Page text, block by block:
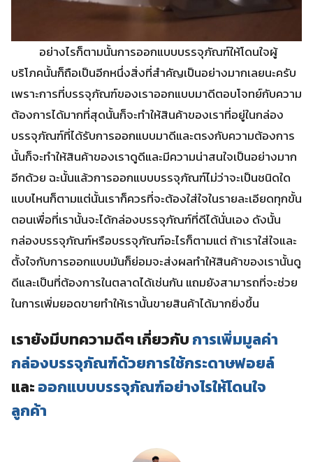
อย่างไรก็ตามนั้นการออกแบบบรรจุภัณฑ์ให้โดนใจผู้
บริโภคนั้นก็ถือเป็นอีกหนึ่งสิ่งที่สำคัญเป็นอย่างมากเลยนะครับ
เพราะการที่บรรจุภัณฑ์ของเราออกแบบมาดีตอบโจทย์กับความ
ต้องการได้มากที่สุดนั้นก็จะทำให้สินค้าของเราที่อยู่ในกล่อง
บรรจุภัณฑ์ที่ได้รับการออกแบบมาดีและตรงกับความต้องการ
นั้นก็จะทำให้สินค้าของเราดูดีและมีความน่าสนใจเป็นอย่างมาก
อีกด้วย ฉะนั้นแล้วการออกแบบบรรจุภัณฑ์ไม่ว่าจะเป็นชนิดใด
แบบไหนก็ตามแต่นั้นเราก็ควรที่จะต้องใส่ใจในรายละเอียดทุกขั้น
ตอนเพื่อที่เรานั้นจะได้กล่องบรรจุภัณฑ์ที่ดีได้นั่นเอง ดังนั้น
กล่องบรรจุภัณฑ์หรือบรรจุภัณฑ์อะไรก็ตามแต่ ถ้าเราใส่ใจและ
ตั้งใจกับการออกแบบมันก็ย่อมจะส่งผลทำให้สินค้าของเรานั้นดู
ดีและเป็นที่ต้องการในตลาดได้เช่นกัน แถมยังสามารถที่จะช่วย
ในการเพิ่มยอดขายทำให้เรานั้นขายสินค้าได้มากยิ่งขึ้น
เรายังมีบทความดีๆ เกี่ยวกับการเพิ่มมูลค่า
กล่องบรรจุภัณฑ์ด้วยการใช้กระดาษฟอยล์
และออกแบบบรรจุภัณฑ์อย่างไรให้โดนใจ
ลูกค้า